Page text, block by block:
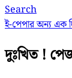
Search
ই-পেপারঅন্য এক
দুঃখিত !